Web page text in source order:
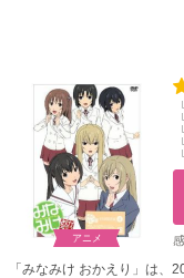
アニメ
「みなみけ おかえり」は、